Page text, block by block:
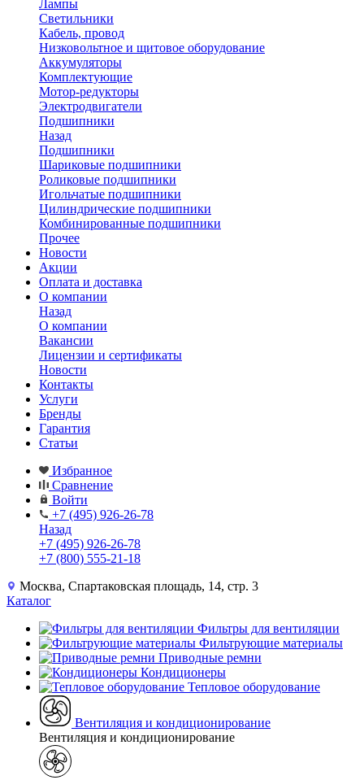
Лампы
Светильники
Кабель, провод
Низковольтное и щитовое оборудование
Аккумуляторы
Комплектующие
Мотор-редукторы
Электродвигатели
Подшипники
Назад
Подшипники
Шариковые подшипники
Роликовые подшипники
Игольчатые подшипники
Цилиндрические подшипники
Комбинированные подшипники
Прочее
Новости
Акции
Оплата и доставка
О компании
Назад
О компании
Вакансии
Лицензии и сертификаты
Новости
Контакты
Услуги
Бренды
Гарантия
Статьи
Избранное
Сравнение
Войти
+7 (495) 926-26-78
Назад
+7 (495) 926-26-78
+7 (800) 555-21-18
Москва, Спартаковская площадь, 14, стр. 3
Каталог
Фильтры для вентиляции
Фильтрующие материалы
Приводные ремни
Кондиционеры
Тепловое оборудование
Вентиляция и кондиционирование
Вентиляция и кондиционирование